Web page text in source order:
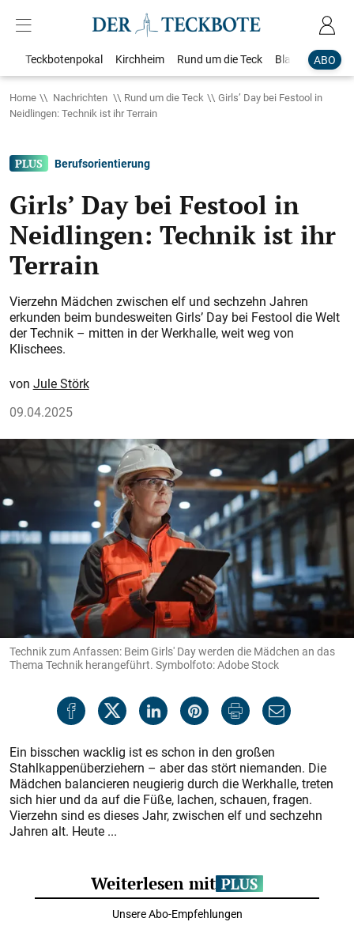
ABO
Teckbotenpokal Kirchheim Rund um die Teck Blaulicht
Home Nachrichten Rund um die Teck
Girls’ Day bei Festool in
Neidlingen: Technik ist ihr Terrain
Berufsorientierung
Girls’ Day bei Festool in
Neidlingen: Technik ist ihr
Terrain
Vierzehn Mädchen zwischen elf und sechzehn Jahren
erkunden beim bundesweiten Girls’ Day bei Festool die Welt
der Technik – mitten in der Werkhalle, weit weg von
Klischees.
Jule Störk
09.04.2025
Technik zum Anfassen: Beim Girls' Day werden die Mädchen an das
Thema Technik herangeführt. Symbolfoto: Adobe Stock
Ein bisschen wacklig ist es schon in den großen
Stahlkappenüberziehern – aber das stört niemanden. Die
Mädchen balancieren neugierig durch die Werkhalle, treten
sich hier und da auf die Füße, lachen, schauen, fragen.
Vierzehn sind es dieses Jahr, zwischen elf und sechzehn
Jahren alt. Heute ...